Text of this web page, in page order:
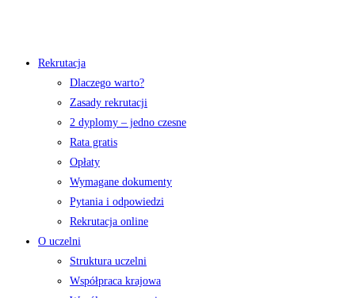
Rekrutacja
Dlaczego warto?
Zasady rekrutacji
2 dyplomy – jedno czesne
Rata gratis
Opłaty
Wymagane dokumenty
Pytania i odpowiedzi
Rekrutacja online
O uczelni
Struktura uczelni
Współpraca krajowa